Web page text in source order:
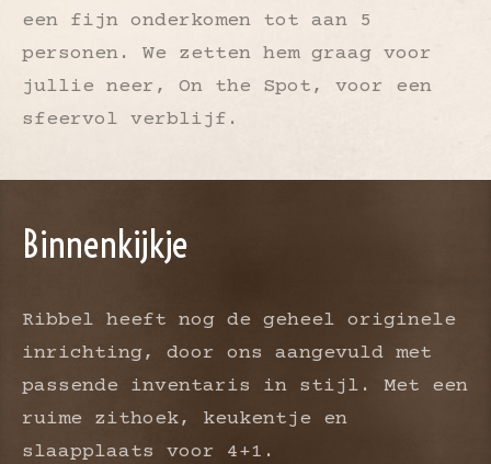
een fijn onderkomen tot aan 5
personen. We zetten hem graag voor
jullie neer, On the Spot, voor een
sfeervol verblijf.
Binnenkijkje
Ribbel heeft nog de geheel originele
inrichting, door ons aangevuld met
passende inventaris in stijl. Met een
ruime zithoek, keukentje en
slaapplaats voor 4+1.